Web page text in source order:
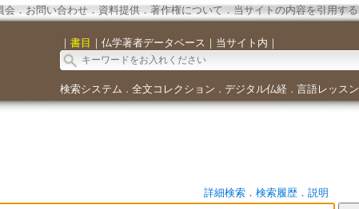
会． お問い合わせ． 資料提供． 著作権について．当サイトの内容を引用する
｜ 書目 ｜ 仏学著者データベース ｜ 当サイト内 ｜
検索システム ． 全文コレクション ． デジタル仏経． 言語レッスン
詳細検索． 検索履歴． 説明